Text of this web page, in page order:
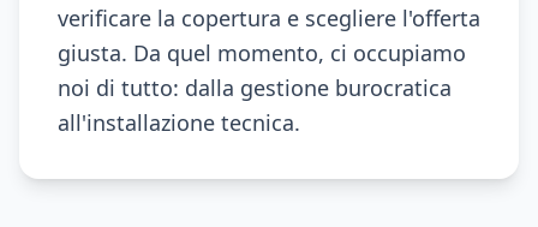
verificare la copertura e scegliere l'offerta
giusta. Da quel momento, ci occupiamo
noi di tutto: dalla gestione burocratica
all'installazione tecnica.